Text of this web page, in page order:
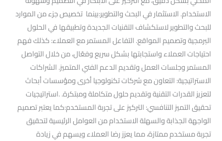
الاستخدام. الاستثمار في البحث والتطوير:بينما تخصيص جزء من الموارد
للبحث والتطوير لاستكشاف التقنيات الجديدة وتطبيقها في الحلول
البرمجية وتصميم المواقع. التفاعل المستمر مع العملاء: كذلك فهم
احتياجات العملاء واستجابتها بشكل سريع وفعّال، من خلال التواصل
المستمر وجلسات العمل وتقديم الدعم الفني المتميز. الشراكات
الاستراتيجية: التعاون مع شركات تكنولوجيا أخرى ومؤسسات أبحاث
لتعزيز القدرات التقنية وتقديم حلول متكاملة ومبتكرة. .استراتيجيات
تحقيق التميز التنافسي: التركيز على تجربة المستخدم:كما يعتبر تصميم
الواجهة الجذابة والسهلة الاستخدام من العوامل الرئيسية لتحقيق
تجربة مستخدم ممتازة، مما يعزز رضا العملاء ويسهم في زيادة